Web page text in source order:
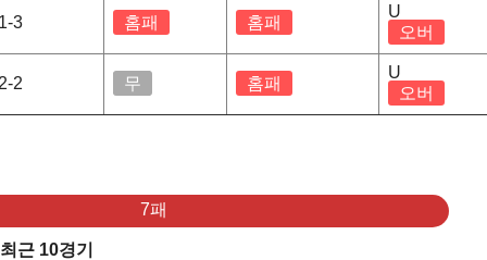
3 홈패 홈패
U
오버
2 무 홈패
U
오버
7패
근 10경기